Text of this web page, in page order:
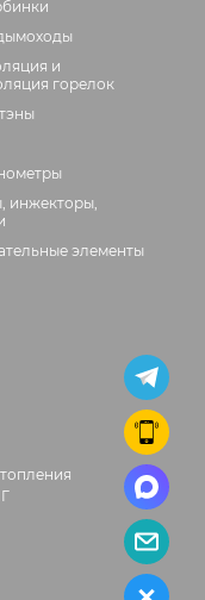
и
горелок
инжекторы,
элементы